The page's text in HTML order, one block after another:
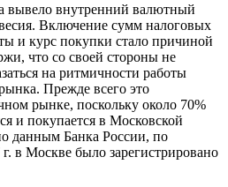
вывело внутренний валютный
Включение сумм налоговых
и курс покупки стало причиной
что со своей стороны не
на ритмичности работы
Прежде всего это
рынке, поскольку около 70%
и покупается в Московской
данным Банка России, по
в Москве было зарегистрировано